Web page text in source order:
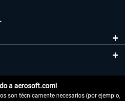
a aerosoft.com!
son técnicamente necesarios (por ejemplo,